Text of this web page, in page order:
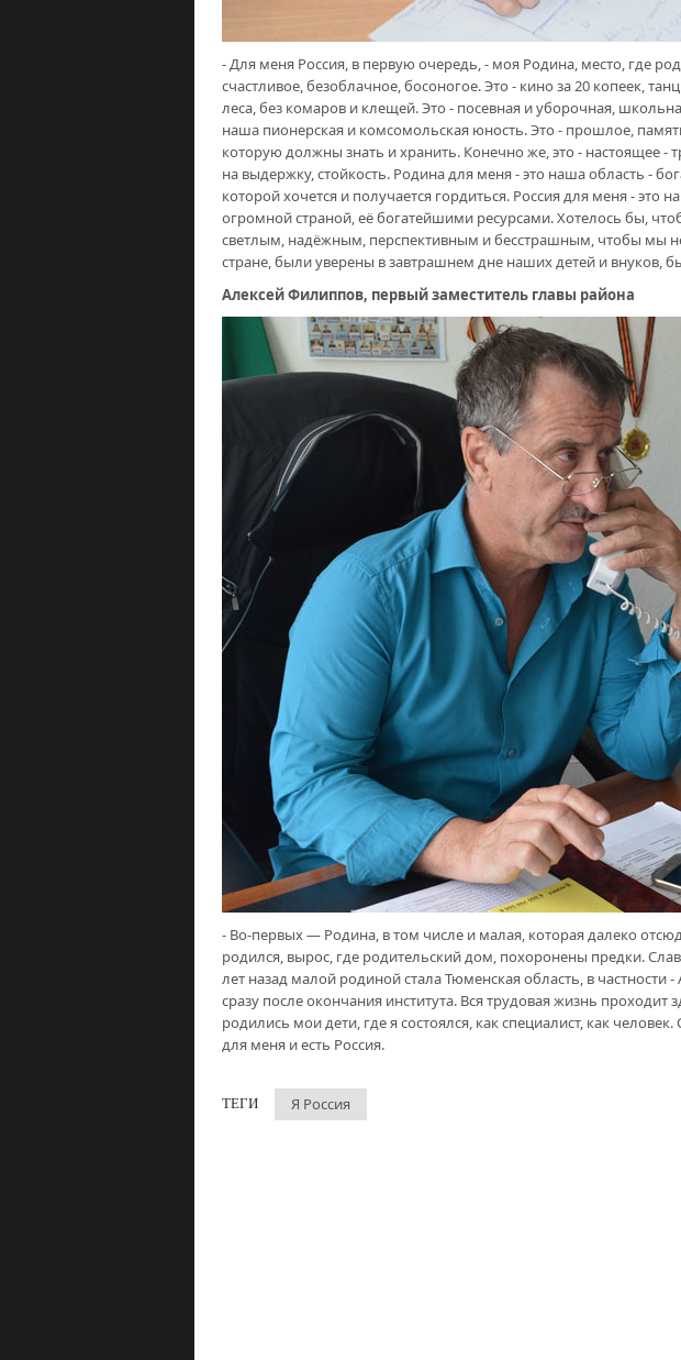
- Для меня Россия, в первую очередь, - моя Родина, место, где
счастливое, безоблачное, босоногое. Это - кино за 20 копеек,
леса, без комаров и клещей. Это - посевная и уборочная,
наша пионерская и комсомольская юность. Это - прошлое,
которую должны знать и хранить. Конечно же, это - настоящее
на выдержку, стойкость. Родина для меня - это наша область -
которой хочется и получается гордиться. Россия для меня - это
огромной страной, её богатейшими ресурсами. Хотелось бы,
светлым, надёжным, перспективным и бесстрашным, чтобы мы
стране, были уверены в завтрашнем дне наших детей и внуков,
Алексей Филиппов, первый заместитель главы района
- Во-первых — Родина, в том числе и малая, которая далеко
родился, вырос, где родительский дом, похоронены предки.
лет назад малой родиной стала Тюменская область, в частности
сразу после окончания института. Вся трудовая жизнь проходит
родились мои дети, где я состоялся, как специалист, как
для меня и есть Россия.
ТЕГИ Я Россия